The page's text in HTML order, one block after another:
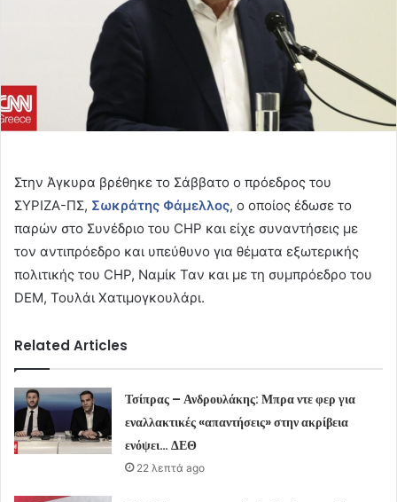
Στην Άγκυρα βρέθηκε το Σάββατο ο πρόεδρος του
ΣΥΡΙΖΑ-ΠΣ, Σωκράτης Φάμελλος, ο οποίος έδωσε το
παρών στο Συνέδριο του CHΡ και είχε συναντήσεις με
τον αντιπρόεδρο και υπεύθυνο για θέματα εξωτερικής
πολιτικής του CHP, Ναμίκ Ταν και με τη συμπρόεδρο του
DEM, Τουλάι Χατιμογκουλάρι.
Related Articles
Τσίπρας – Ανδρουλάκης: Μπρα ντε φερ για
εναλλακτικές «απαντήσεις» στην ακρίβεια
ενόψει… ΔΕΘ
22 λεπτά ago